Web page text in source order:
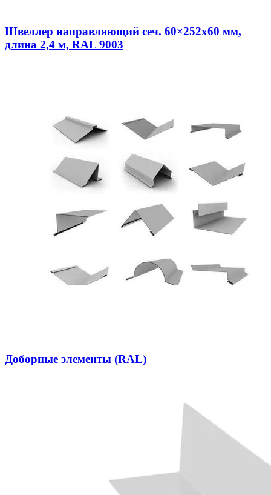
Швеллер направляющий сеч. 60×252х60 мм,
длина 2,4 м, RAL 9003
Доборные элементы (RAL)